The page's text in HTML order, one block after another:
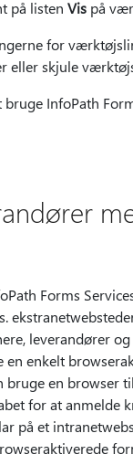
på listen Vispå
for
eller skjule
InfoPath
Forms
leverandører
en enkelt
en browser
for at anmelde
på et